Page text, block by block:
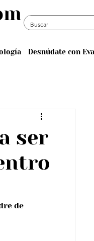
Desnúdate con Eva
ser
de